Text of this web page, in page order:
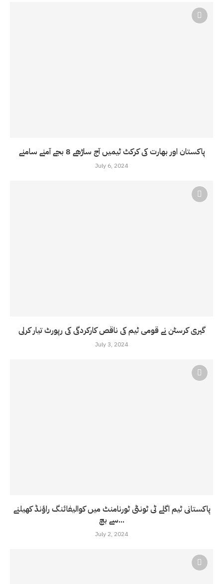
پاکستان اور بھارت کی کرکٹ ٹیمیں آج ساڑھے 8 بجے آمنے سامنے
July 6, 2024
گیری کرسٹن نے قومی ٹیم کی ناقص کارکردگی کی رپورٹ تیار کرلی
July 3, 2024
پاکستانی ٹیم اگلے ٹی ٹونٹی ٹورنامنٹ میں کوالیفائنگ راؤنڈ کھیلنے
سے بچ...
July 2, 2024